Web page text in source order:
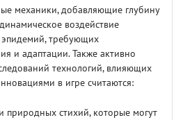
механики, добавляющие глубину
воздействие
требующих
и адаптации. Также активно
технологий, влияющих
в игре считаются:
природных стихий, которые могут